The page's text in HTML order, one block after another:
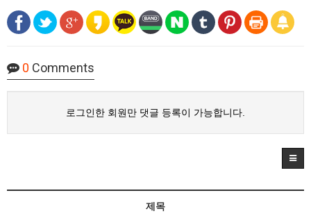
0 Comments
로그인한 회원만 댓글 등록이 가능합니다.
제목